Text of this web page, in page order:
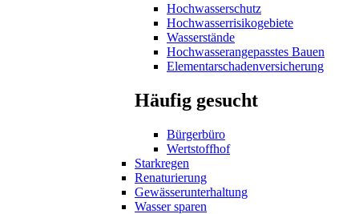
Hochwasserschutz
Hochwasserrisikogebiete
Wasserstände
Hochwasserangepasstes Bauen
Elementarschadenversicherung
Häufig gesucht
Bürgerbüro
Wertstoffhof
Starkregen
Renaturierung
Gewässerunterhaltung
Wasser sparen